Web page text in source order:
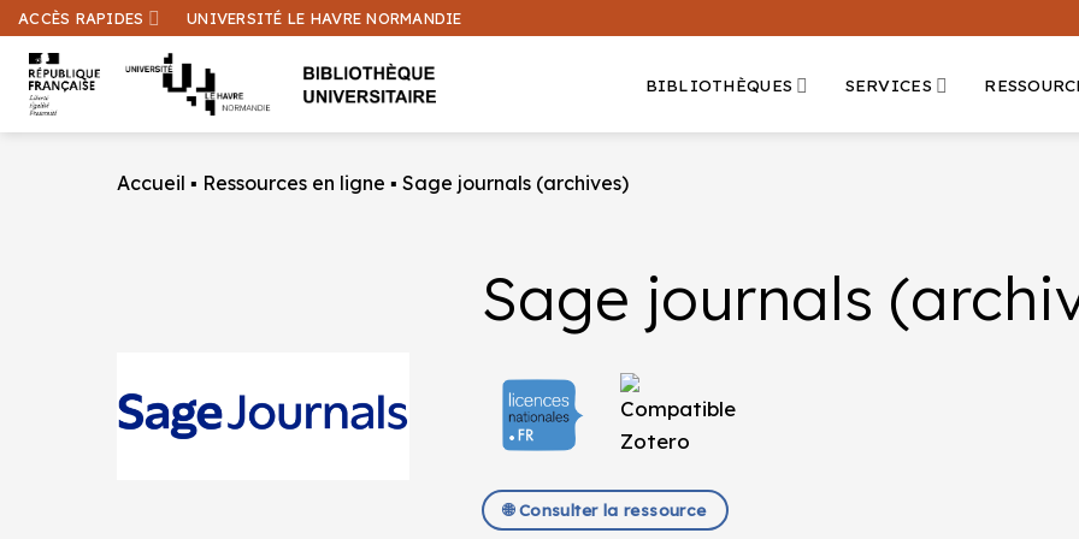
Passer
au
contenu
ACCÈS RAPIDES UNIVERSITÉ LE HAVRE NORMANDIE
BIBLIOTHÈQUES SERVICES
Accueil ▪ Ressources en ligne ▪Sage journals (archives)
Sage journals
🌐 Consulter la ressource